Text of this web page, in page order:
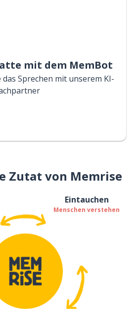
mit dem MemBot
das Sprechen mit unserem KI-
Zutat von Memrise
Eintauchen
Menschen verstehen